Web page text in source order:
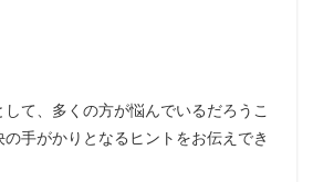
て、多くの方が悩んでいるだろうこ
手がかりとなるヒントをお伝えでき